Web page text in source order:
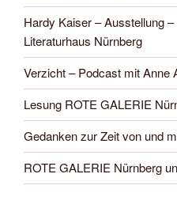
Hardy Kaiser – Ausstellung
Literaturhaus Nürnberg
Verzicht – Podcast mit Anne
Lesung ROTE GALERIE
Gedanken zur Zeit von und
ROTE GALERIE Nürnberg